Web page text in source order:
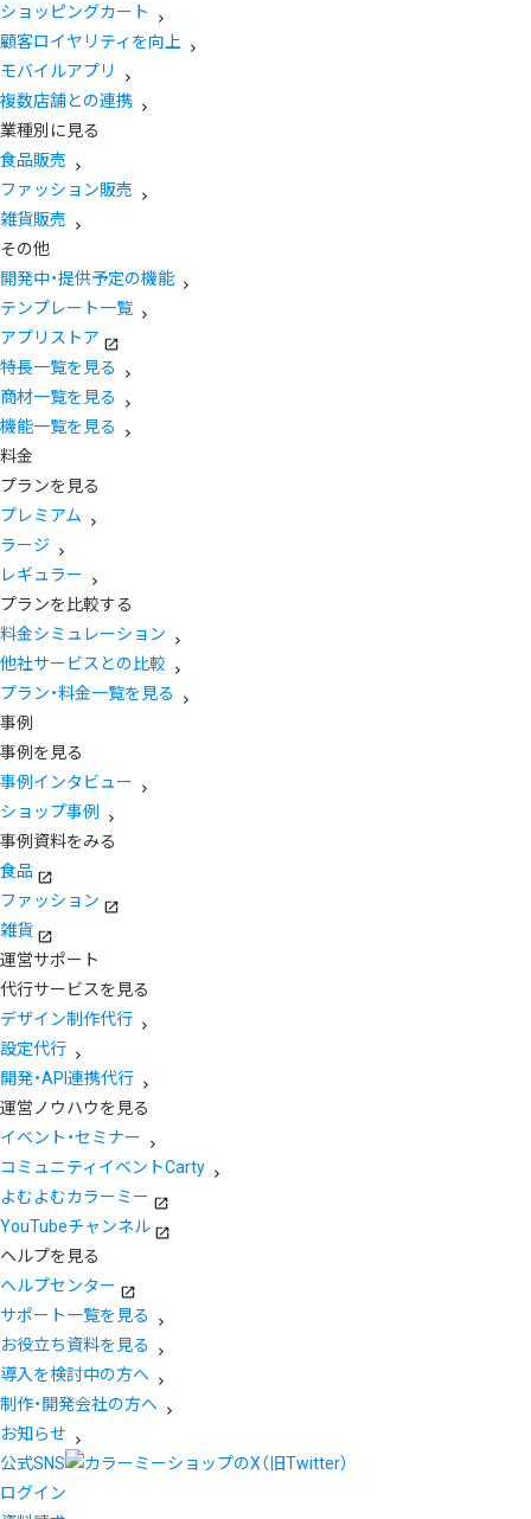
ショッピングカート
顧客ロイヤリティを向上
モバイルアプリ
複数店舗との連携
業種別に見る
食品販売
ファッション販売
雑貨販売
その他
開発中・提供予定の機能
テンプレート一覧
アプリストア
特長一覧を見る
商材一覧を見る
機能一覧を見る
料金
プランを見る
プレミアム
ラージ
レギュラー
プランを比較する
料金シミュレーション
他社サービスとの比較
プラン・料金一覧を見る
事例
事例を見る
事例インタビュー
ショップ事例
事例資料をみる
食品
ファッション
雑貨
運営サポート
代行サービスを見る
デザイン制作代行
設定代行
開発・API連携代行
運営ノウハウを見る
イベント・セミナー
コミュニティイベントCarty
よむよむカラーミー
YouTubeチャンネル
ヘルプを見る
ヘルプセンター
サポート一覧を見る
お役立ち資料を見る
導入を検討中の方へ
制作・開発会社の方へ
お知らせ
公式SNS
ログイン